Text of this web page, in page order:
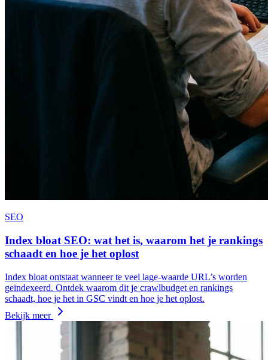
SEO
Index bloat SEO: wat het is, waarom het je rankings
schaadt en hoe je het oplost
Index bloat ontstaat wanneer te veel lage‑waarde URL’s worden
geïndexeerd. Ontdek waarom dit je crawlbudget en rankings
schaadt, hoe je het in GSC vindt en hoe je het oplost.
Bekijk meer